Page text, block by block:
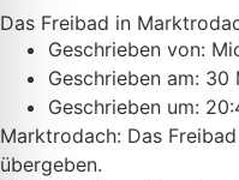
Das Freibad in
Geschrieben von:
Geschrieben am: 30
Geschrieben um:
Marktrodach: Das
übergeben.